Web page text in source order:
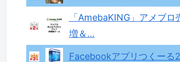
「AmebaKING」アメブロ
増＆…
Facebookアプリつくーる2